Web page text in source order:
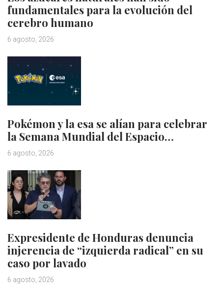
fundamentales para la evolución del
cerebro humano
6 agosto, 2026
Pokémon y la esa se alían para celebrar
la Semana Mundial del Espacio…
6 agosto, 2026
Expresidente de Honduras denuncia
injerencia de “izquierda radical” en su
caso por lavado
6 agosto, 2026